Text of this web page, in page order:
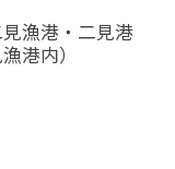
漁港・二見港
港内）